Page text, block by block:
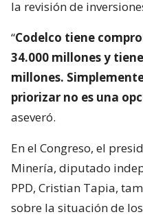
la revisión de
“Codelco tiene
34.000 millones y
millones.
priorizar no es una
aseveró.
En el Congreso, el
Minería, diputado
PPD, Cristian Tapia,
sobre la situación de